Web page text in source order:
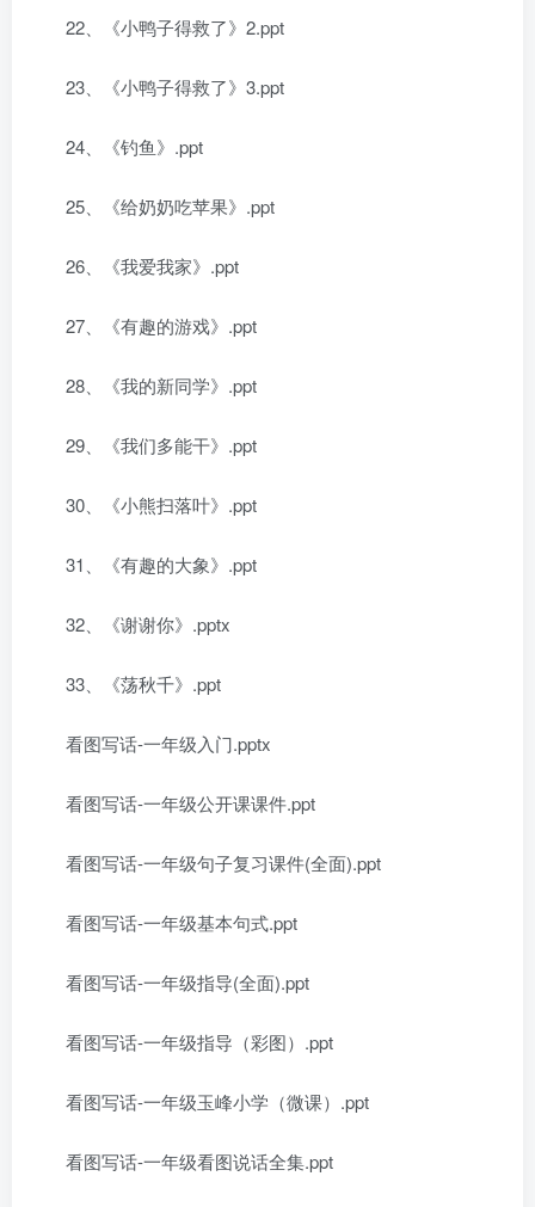
22、《小鸭子得救了》2.ppt
23、《小鸭子得救了》3.ppt
24、《钓鱼》.ppt
25、《给奶奶吃苹果》.ppt
26、《我爱我家》.ppt
27、《有趣的游戏》.ppt
28、《我的新同学》.ppt
29、《我们多能干》.ppt
30、《小熊扫落叶》.ppt
31、《有趣的大象》.ppt
32、《谢谢你》.pptx
33、《荡秋千》.ppt
看图写话-一年级入门.pptx
看图写话-一年级公开课课件.ppt
看图写话-一年级句子复习课件(全面).ppt
看图写话-一年级基本句式.ppt
看图写话-一年级指导(全面).ppt
看图写话-一年级指导（彩图）.ppt
看图写话-一年级玉峰小学（微课）.ppt
看图写话-一年级看图说话全集.ppt